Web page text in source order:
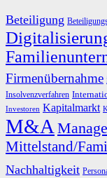
Beteiligung
Firmenübernahme
Insolvenzverfahren
Investoren Kapitalmarkt
M&A
Mittelstand/
Nachhaltigkeit